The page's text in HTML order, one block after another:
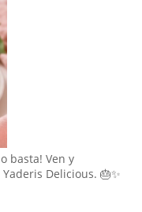
basta! Ven y
Delicious. 🎂✨